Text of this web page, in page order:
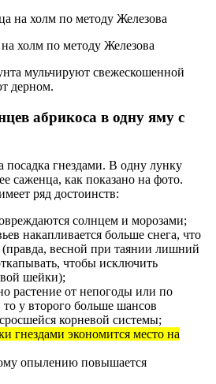
холм по методу Железова
мульчируют свежескошенной
дерном.
абрикоса в одну яму с
посадка гнездами. В одну лунку
саженца, как показано на фото.
ряд достоинств:
солнцем и морозами;
накапливается больше снега, что
весной при таянии лишний
чтобы исключить
шейки);
растение от непогоды или по
у второго больше шансов
корневой системы;
гнездами экономится место на
опылению повышается